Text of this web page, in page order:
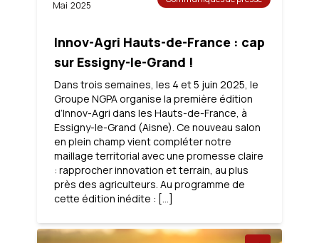
Innov-Agri Hauts-de-France : cap
sur Essigny-le-Grand !
Dans trois semaines, les 4 et 5 juin 2025, le
Groupe NGPA organise la première édition
d’Innov-Agri dans les Hauts-de-France, à
Essigny-le-Grand (Aisne). Ce nouveau salon
en plein champ vient compléter notre
maillage territorial avec une promesse claire
: rapprocher innovation et terrain, au plus
près des agriculteurs. Au programme de
cette édition inédite : […]
Mai 2025